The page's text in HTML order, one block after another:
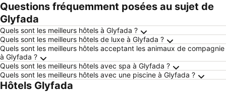
Questions fréquemment posées au sujet de
Glyfada
Quels sont les meilleurs hôtels à Glyfada ?
Quels sont les meilleurs hôtels de luxe à Glyfada ?
Quels sont les meilleurs hôtels acceptant les animaux de compagnie
à Glyfada ?
Quels sont les meilleurs hôtels avec spa à Glyfada ?
Quels sont les meilleurs hôtels avec une piscine à Glyfada ?
Hôtels Glyfada